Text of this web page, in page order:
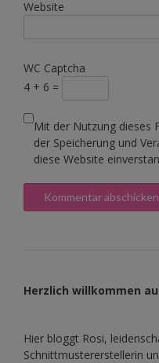
Website
WC Captcha
4 + 6 =
Mit der Nutzung dieses
der Speicherung und
diese Website
Herzlich willkommen
Hier bloggt Rosi,
Schnittmustererstellerin